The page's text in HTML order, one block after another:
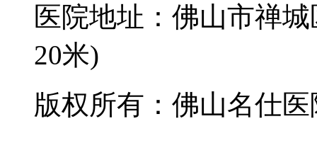
医院地址：佛山市禅
20米)
版权所有：佛山名仕